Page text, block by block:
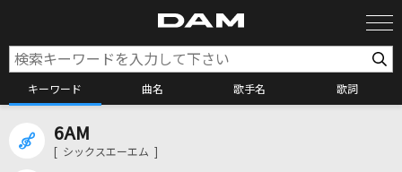
キーワード 曲名 歌手名 歌詞
6AM
[ シックスエーエム ]